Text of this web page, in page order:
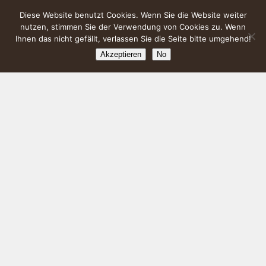
Diese Website benutzt Cookies. Wenn Sie die Website weiter
nutzen, stimmen Sie der Verwendung von Cookies zu. Wenn
Ihnen das nicht gefällt, verlassen Sie die Seite bitte umgehend!
Akzeptieren No